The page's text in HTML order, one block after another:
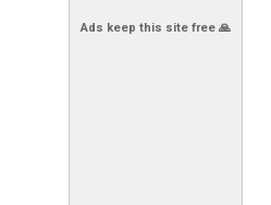
Ads keep this site free 🙏